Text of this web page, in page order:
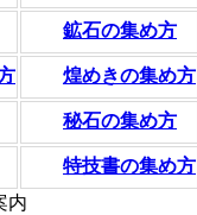
鉱石の集め方
煌めきの集め方
秘石の集め方
特技書の集め方
内